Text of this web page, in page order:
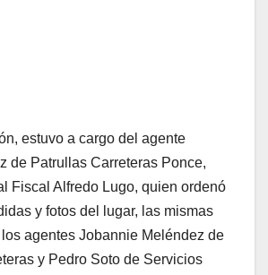
estuvo a cargo del agente
de Patrullas Carreteras Ponce,
Fiscal Alfredo Lugo, quien ordenó
y fotos del lugar, las mismas
agentes Jobannie Meléndez de
y Pedro Soto de Servicios